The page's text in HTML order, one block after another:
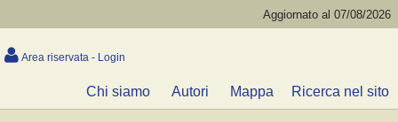
Aggiornato al 07/08/2026
Area riservata - Login
Chi siamo Autori Mappa Ricerca nel sito